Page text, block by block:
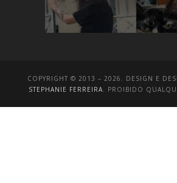
COPYRIGHT © 2013 – 2026. DESIGN E
STEPHANIE FERREIRA. PROIBIDO